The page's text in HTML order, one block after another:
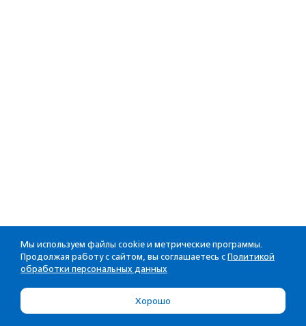
Мы используем файлы cookie и метрические программы.
Продолжая работу с сайтом, вы соглашаетесь с Политикой
обработки персональных данных
Хорошо